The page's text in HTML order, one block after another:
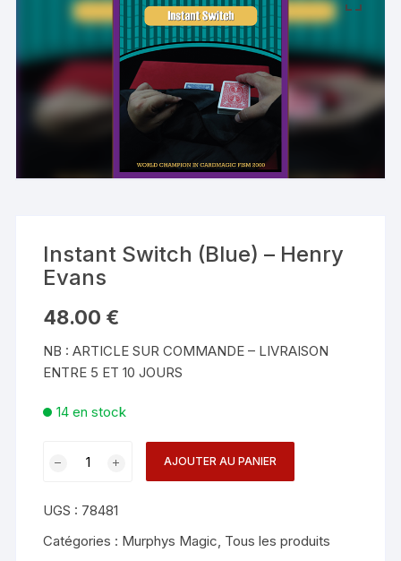
Instant Switch (Blue) – Henry
Evans
48.00 €
NB : ARTICLE SUR COMMANDE – LIVRAISON
ENTRE 5 ET 10 JOURS
14 en stock
Switch
(Blue)
AJOUTER AU PANIER
UGS : 78481
Catégories : Murphys Magic, Tous les produits